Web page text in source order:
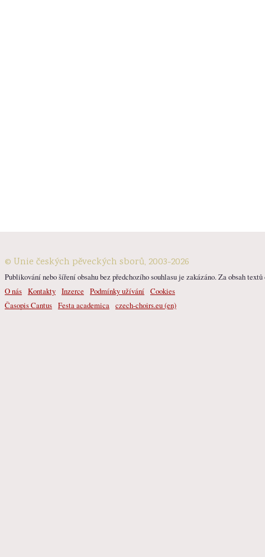
© Unie českých pěveckých sborů, 2003-2026
Publikování nebo šíření obsahu bez předchozího souhlasu je zakázáno. Za obsah
O nás Kontakty Inzerce Podmínky užívání Cookies
Časopis Cantus Festa academica czech-choirs.eu (en)